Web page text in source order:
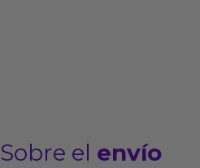
Sobre el envío